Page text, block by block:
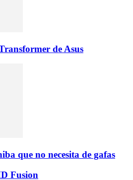
de Asus
que no necesita de gafas
Fusion